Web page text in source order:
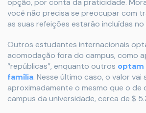
opção, por conta da praticidade.
você não precisa se preocupar com
as suas refeições estarão incluídas
Outros estudantes internacionais
acomodação fora do campus, como
“repúblicas”, enquanto outros optam
família. Nesse último caso, o valor vai
aproximadamente o mesmo que o de
campus da universidade, cerca de $